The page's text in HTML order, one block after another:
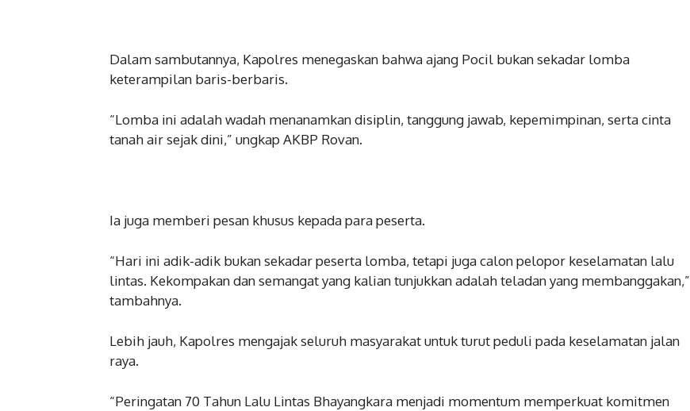
Dalam sambutannya, Kapolres menegaskan bahwa ajang Pocil bukan sekadar lomba
keterampilan baris-berbaris.
“Lomba ini adalah wadah menanamkan disiplin, tanggung jawab, kepemimpinan, serta cinta
tanah air sejak dini,” ungkap AKBP Rovan.
Ia juga memberi pesan khusus kepada para peserta.
“Hari ini adik-adik bukan sekadar peserta lomba, tetapi juga calon pelopor keselamatan lalu
lintas. Kekompakan dan semangat yang kalian tunjukkan adalah teladan yang membanggakan,”
tambahnya.
Lebih jauh, Kapolres mengajak seluruh masyarakat untuk turut peduli pada keselamatan jalan
raya.
“Peringatan 70 Tahun Lalu Lintas Bhayangkara menjadi momentum memperkuat komitmen